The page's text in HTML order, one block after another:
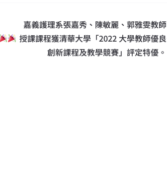
嘉義護理系張嘉秀、陳敏麗、郭雅雯教師
授課課程獲清華大學「2022 大學教師優良
創新課程及教學競賽」評定特優。